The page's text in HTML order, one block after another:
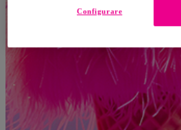
Configurare